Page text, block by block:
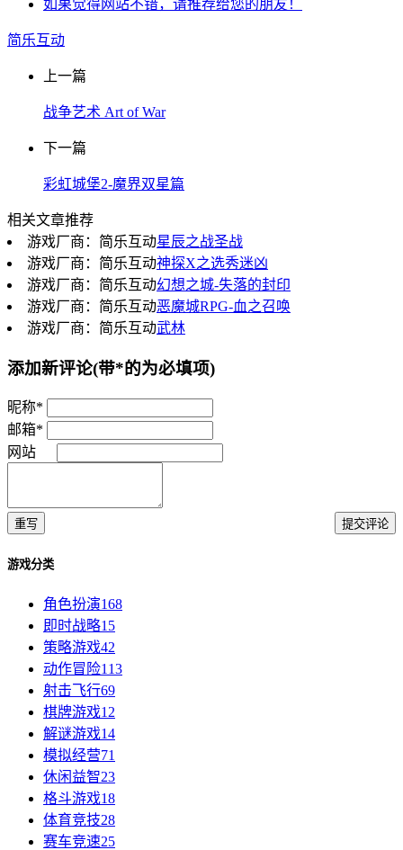
如果觉得网站不错，请推荐给您的朋友！
简乐互动
上一篇
战争艺术 Art of War
下一篇
彩虹城堡2-魔界双星篇
相关文章推荐
游戏厂商：简乐互动星辰之战圣战
游戏厂商：简乐互动神探X之选秀迷凶
游戏厂商：简乐互动幻想之城-失落的封印
游戏厂商：简乐互动恶魔城RPG-血之召唤
游戏厂商：简乐互动武林
添加新评论(带*的为必填项)
昵称*
邮箱*
网站
重写 提交评论
游戏分类
角色扮演168
即时战略15
策略游戏42
动作冒险113
射击飞行69
棋牌游戏12
解谜游戏14
模拟经营71
休闲益智23
格斗游戏18
体育竞技28
赛车竞速25